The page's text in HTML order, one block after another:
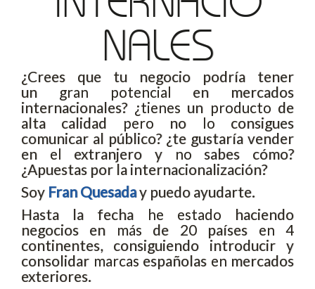
NALES
¿Crees que tu negocio podría tener
un gran potencial en mercados
internacionales? ¿tienes un producto de
alta calidad pero no lo consigues
comunicar al público? ¿te gustaría vender
en el extranjero y no sabes cómo?
¿Apuestas por la internacionalización?
Soy Fran Quesaday puedo ayudarte.
Hasta la fecha he estado haciendo
negocios en más de 20 países en 4
continentes, consiguiendo introducir y
consolidar marcas españolas en mercados
exteriores.